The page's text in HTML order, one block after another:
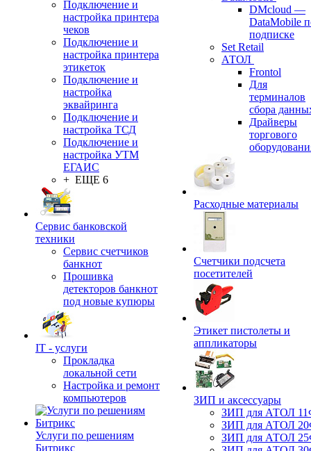
Подключение и
настройка принтера
чеков
Подключение и
настройка принтера
этикеток
Подключение и
настройка
эквайринга
Подключение и
настройка ТСД
Подключение и
настройка УТМ
ЕГАИС
+ ЕЩЕ 6
Сервис банковской
техники
Сервис счетчиков
банкнот
Прошивка
детекторов банкнот
под новые купюры
IT - услуги
Прокладка
локальной сети
Настройка и ремонт
компьютеров
Услуги по решениям
Битрикс
DMcloud —
DataMobile
подписке
Set Retail
АТОЛ
Frontol
Для
терминалов
сбора
Драйверы
торгового
Расходные материалы
Счетчики подсчета
посетителей
Этикет пистолеты и
аппликаторы
ЗИП и аксессуары
ЗИП для АТОЛ
ЗИП для АТОЛ
ЗИП для АТОЛ